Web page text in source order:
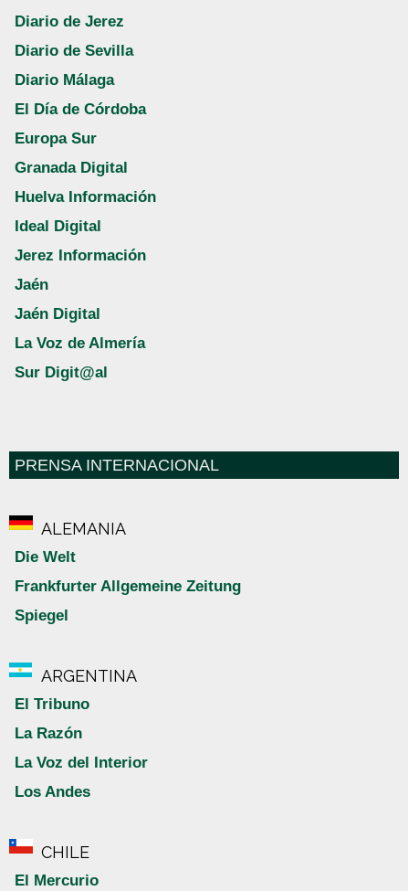
Diario de Jerez
Diario de Sevilla
Diario Málaga
El Día de Córdoba
Europa Sur
Granada Digital
Huelva Información
Ideal Digital
Jerez Información
Jaén
Jaén Digital
La Voz de Almería
Sur Digit@al
PRENSA INTERNACIONAL
ALEMANIA
Die Welt
Frankfurter Allgemeine Zeitung
Spiegel
ARGENTINA
El Tribuno
La Razón
La Voz del Interior
Los Andes
CHILE
El Mercurio